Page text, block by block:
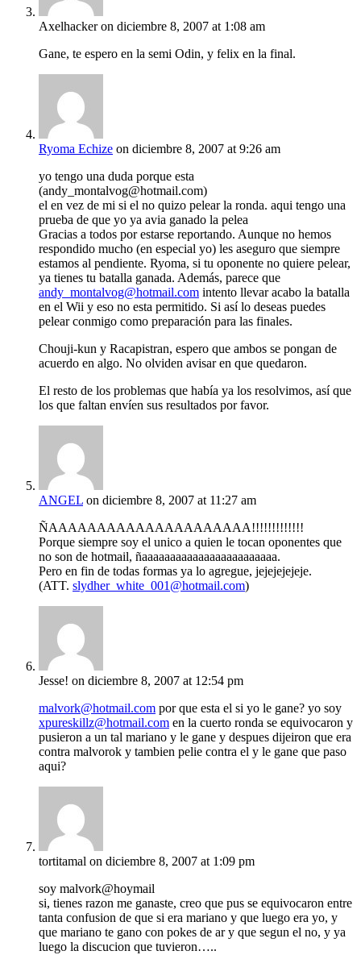
Axelhacker on diciembre 8, 2007 at 1:08 am
Gane, te espero en la semi Odin, y felix en la final.
Ryoma Echize on diciembre 8, 2007 at 9:26 am
yo tengo una duda porque esta
(andy_montalvog@hotmail.com)
el en vez de mi si el no quizo pelear la ronda. aqui tengo una
prueba de que yo ya avia ganado la pelea
Gracias a todos por estarse reportando. Aunque no hemos
respondido mucho (en especial yo) les aseguro que siempre
estamos al pendiente. Ryoma, si tu oponente no quiere pelear,
ya tienes tu batalla ganada. Además, parece que
andy_montalvog@hotmail.com intento llevar acabo la batalla
en el Wii y eso no esta permitido. Si así lo deseas puedes
pelear conmigo como preparación para las finales.
Chouji-kun y Racapistran, espero que ambos se pongan de
acuerdo en algo. No olviden avisar en que quedaron.
El resto de los problemas que había ya los resolvimos, así que
los que faltan envíen sus resultados por favor.
ANGEL on diciembre 8, 2007 at 11:27 am
ÑAAAAAAAAAAAAAAAAAAAAA!!!!!!!!!!!!!
Porque siempre soy el unico a quien le tocan oponentes que
no son de hotmail, ñaaaaaaaaaaaaaaaaaaaaaaaa.
Pero en fin de todas formas ya lo agregue, jejejejejeje.
(ATT. slydher_white_001@hotmail.com)
Jesse! on diciembre 8, 2007 at 12:54 pm
malvork@hotmail.com por que esta el si yo le gane? yo soy
xpureskillz@hotmail.com en la cuerto ronda se equivocaron y
pusieron a un tal mariano y le gane y despues dijeiron que era
contra malvorok y tambien pelie contra el y le gane que paso
aqui?
tortitamal on diciembre 8, 2007 at 1:09 pm
soy malvork@hoymail
si, tienes razon me ganaste, creo que pus se equivocaron entre
tanta confusion de que si era mariano y que luego era yo, y
que mariano te gano con pokes de ar y que segun el no, y ya
luego la discucion que tuvieron…..